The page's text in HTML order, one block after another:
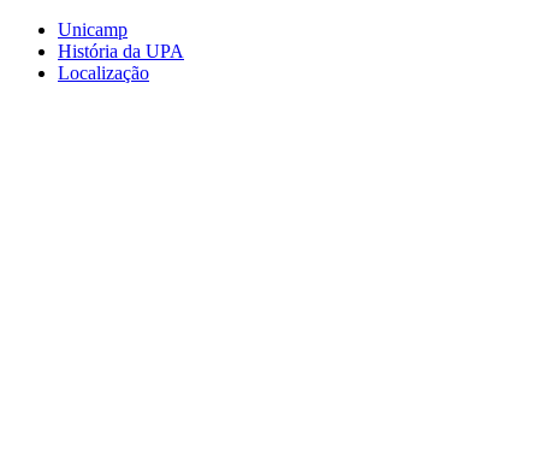
Conteúdo principal
Unicamp
História da UPA
Localização